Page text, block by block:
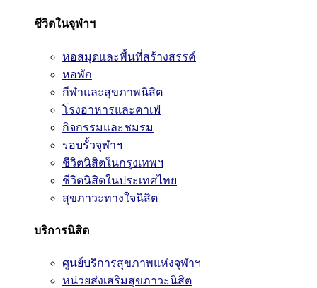
ชีวิตในจุฬาฯ
หอสมุดและพื้นที่สร้างสรรค์
หอพัก
กีฬาและสุขภาพนิสิต
โรงอาหารและคาเฟ่
กิจกรรมและชมรม
รอบรั้วจุฬาฯ
ชีวิตนิสิตในกรุงเทพฯ
ชีวิตนิสิตในประเทศไทย
สุขภาวะทางใจนิสิต
บริการนิสิต
ศูนย์บริการสุขภาพแห่งจุฬาฯ
หน่วยส่งเสริมสุขภาวะนิสิต